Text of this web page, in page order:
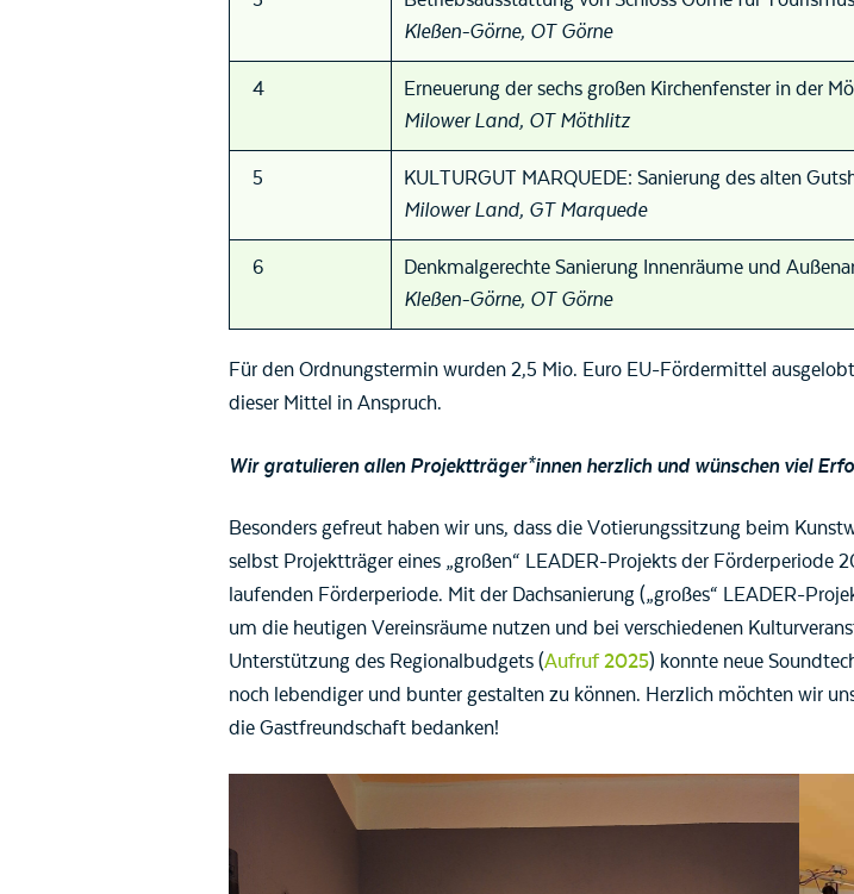
Kleßen-Görne, OT Görne
4
Erneuerung der sechs großen Kirchenfenster in der
Milower Land, OT Möthlitz
5
KULTURGUT MARQUEDE: Sanierung des alten
Milower Land, GT Marquede
6
Denkmalgerechte Sanierung Innenräume und
Kleßen-Görne, OT Görne
Für den Ordnungstermin wurden 2,5 Mio. Euro EU-Fördermittel
dieser Mittel in Anspruch.
Wir gratulieren allen Projektträger*innen herzlich und wünschen viel
Besonders gefreut haben wir uns, dass die Votierungssitzung beim
selbst Projektträger eines „großen“ LEADER-Projekts der Förderperiode
laufenden Förderperiode. Mit der Dachsanierung („großes“ LEADER-
um die heutigen Vereinsräume nutzen und bei verschiedenen
Unterstützung des Regionalbudgets (Aufruf 2025) konnte neue
noch lebendiger und bunter gestalten zu können. Herzlich möchten wir
die Gastfreundschaft bedanken!